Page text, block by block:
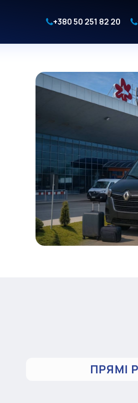
+380 50 251 82 20
ПРЯМІ